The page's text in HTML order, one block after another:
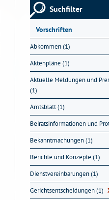
Suchfilter
Vorschriften
Abkommen (1)
Aktenpläne (1)
Aktuelle Meldungen und
(1)
Amtsblatt (1)
Beiratsinformationen und
Bekanntmachungen (1)
Berichte und Konzepte (1)
Dienstvereinbarungen (1)
Gerichtsentscheidungen (1)